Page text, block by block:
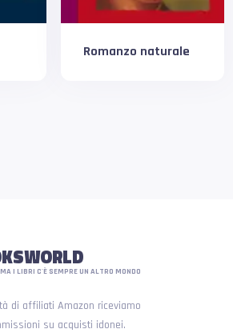
Romanzo naturale
I LIBRI C'È SEMPRE UN ALTRO MONDO
di affiliati Amazon riceviamo
su acquisti idonei.